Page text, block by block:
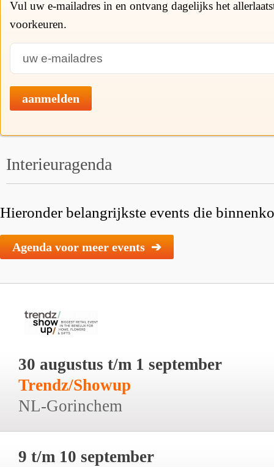
Vul uw e-mailadres in en ontvang dagelijks het
voorkeuren.
aanmelden
Interieuragenda
Hieronder belangrijkste events die
Agenda voor meer events ➔
30 augustus t/m 1 september
Trendz/Showup
NL-Gorinchem
9 t/m 10 september